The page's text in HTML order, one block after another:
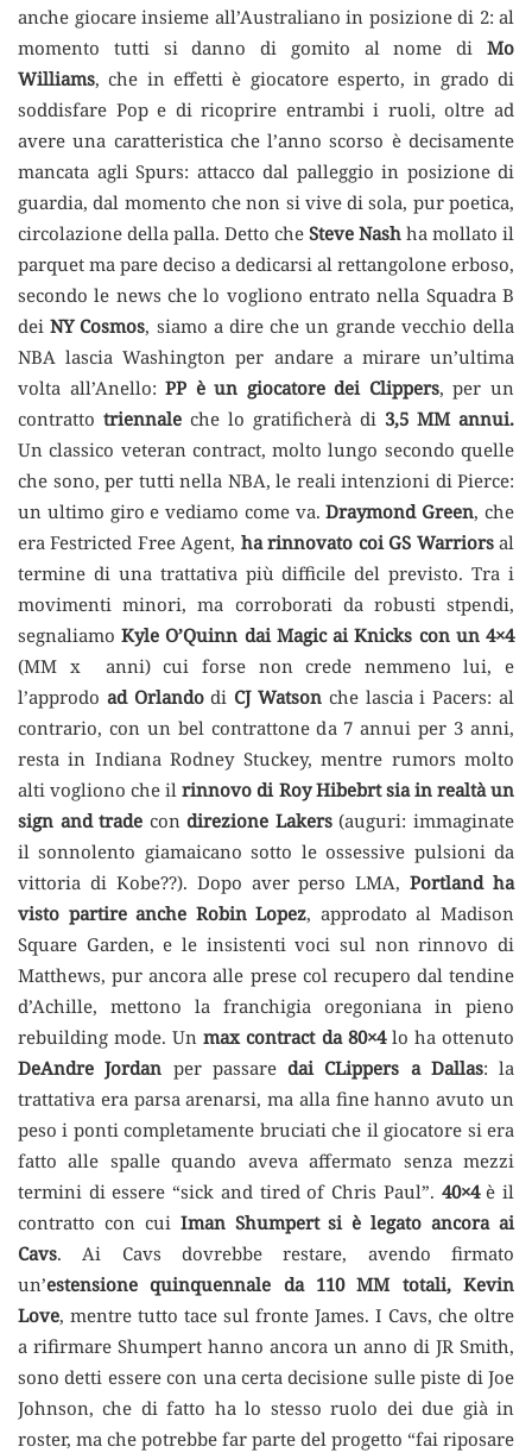
anche giocare insieme all’Australiano in posizione di 2: al
momento tutti si danno di gomito al nome di Mo
Williams, che in effetti è giocatore esperto, in grado di
soddisfare Pop e di ricoprire entrambi i ruoli, oltre ad
avere una caratteristica che l’anno scorso è decisamente
mancata agli Spurs: attacco dal palleggio in posizione di
guardia, dal momento che non si vive di sola, pur poetica,
circolazione della palla. Detto che Steve Nash ha mollato il
parquet ma pare deciso a dedicarsi al rettangolone erboso,
secondo le news che lo vogliono entrato nella Squadra B
deiNY Cosmos, siamo a dire che un grande vecchio della
NBA lascia Washington per andare a mirare un’ultima
volta all’Anello:PP è un giocatore dei Clippers, per un
contratto triennale che lo gratificherà di 3,5 MM annui.
Un classico veteran contract, molto lungo secondo quelle
che sono, per tutti nella NBA, le reali intenzioni di Pierce:
un ultimo giro e vediamo come va.Draymond Green, che
era Festricted Free Agent, ha rinnovato coi GS Warriorsal
termine di una trattativa più difficile del previsto. Tra i
movimenti minori, ma corroborati da robusti stpendi,
segnaliamoKyle O’Quinn dai Magic ai Knicks con un 4×4
(MM x anni) cui forse non crede nemmeno lui, e
l’approdo ad OrlandodiCJ Watson che lascia i Pacers: al
contrario, con un bel contrattone da 7 annui per 3 anni,
resta in Indiana Rodney Stuckey, mentre rumors molto
alti vogliono che ilrinnovo di Roy Hibebrt sia in realtà un
sign and trade condirezione Lakers(auguri: immaginate
il sonnolento giamaicano sotto le ossessive pulsioni da
vittoria di Kobe??). Dopo aver perso LMA,Portland ha
visto partire anche Robin Lopez, approdato al Madison
Square Garden, e le insistenti voci sul non rinnovo di
Matthews, pur ancora alle prese col recupero dal tendine
d’Achille, mettono la franchigia oregoniana in pieno
rebuilding mode. Unmax contract da 80×4lo ha ottenuto
DeAndre Jordan per passare dai CLippers a Dallas: la
trattativa era parsa arenarsi, ma alla fine hanno avuto un
peso i ponti completamente bruciati che il giocatore si era
fatto alle spalle quando aveva affermato senza mezzi
termini di essere “sick and tired of Chris Paul”. 40×4è il
contratto con cui Iman Shumpert si è legato ancora ai
Cavs. Ai Cavs dovrebbe restare, avendo firmato
un’estensione quinquennale da 110 MM totali, Kevin
Love, mentre tutto tace sul fronte James. I Cavs, che oltre
a rifirmare Shumpert hanno ancora un anno di JR Smith,
sono detti essere con una certa decisione sulle piste di Joe
Johnson, che di fatto ha lo stesso ruolo dei due già in
roster, ma che potrebbe far parte del progetto “fai riposare